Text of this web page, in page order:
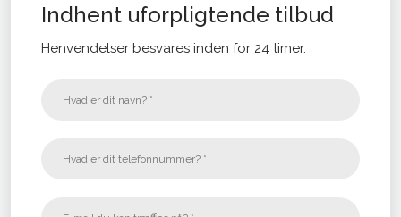
Indhent uforpligtende tilbud
Henvendelser besvares inden for 24 timer.​